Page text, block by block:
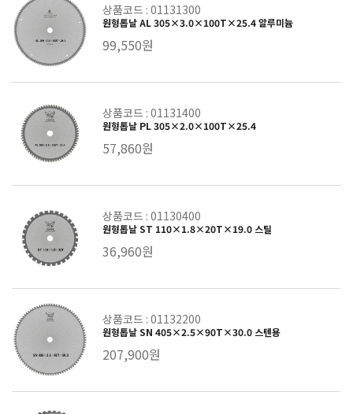
상품코드 : 01131300
원형톱날 AL 305×3.0×100T×25.4 알루미늄
99,550원
상품코드 : 01131400
원형톱날 PL 305×2.0×100T×25.4
57,860원
상품코드 : 01130400
원형톱날 ST 110×1.8×20T×19.0 스틸
36,960원
상품코드 : 01132200
원형톱날 SN 405×2.5×90T×30.0 스텐용
207,900원